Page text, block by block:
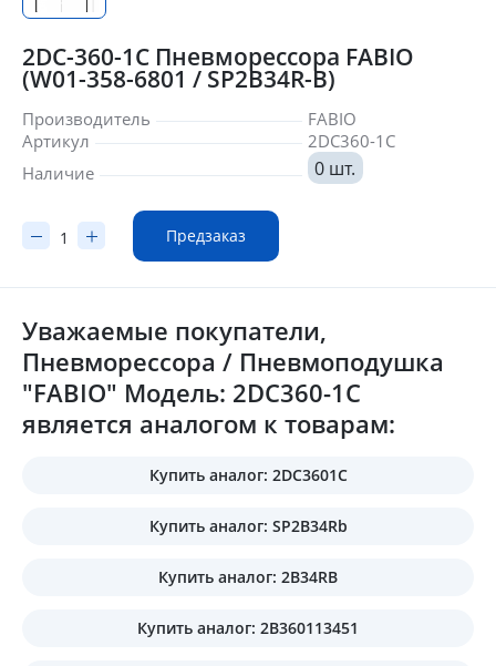
2DC-360-1C Пневморессора FABIO
(W01-358-6801 / SP2B34R-B)
Производитель
FABIO
Артикул
2DC360-1C
Наличие
0 шт.
Предзаказ
Уважаемые покупатели,
Пневморессора / Пневмоподушка
"FABIO" Модель: 2DC360-1C
является аналогом к товарам:
Купить аналог: 2DC3601C
Купить аналог: SP2B34Rb
Купить аналог: 2B34RB
Купить аналог: 2B360113451